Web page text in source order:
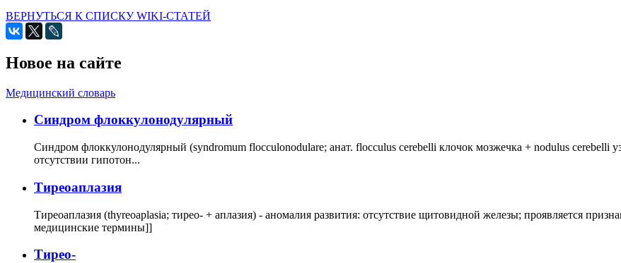
ВЕРНУТЬСЯ К СПИСКУ WIKI-СТАТЕЙ
Новое на сайте
Медицинский словарь
Cиндром флоккулонодулярный
Синдром флоккулонодулярный (syndromum flocculonodulare; анат. flocculus cerebelli клочок мозжечка + nodulus cerebelli
отсутствии гипотон...
Тиреоаплазия
Тиреоаплазия (thyreoaplasia; тирео- + аплазия) - аномалия развития: отсутствие щитовидной железы; проявляется
медицинские термины]]
Тирео-